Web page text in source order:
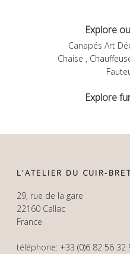
Explore
Canapés Art
Chaise ,
Explore
L’ATELIER DU CUIR-
29, rue de la gare
22160 Callac
France
téléphone: +33 (0)6 82 56 32